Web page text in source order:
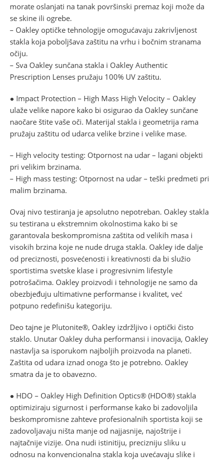
morate oslanjati na tanak površinski premaz koji može da
se skine ili ogrebe.
– Oakley optičke tehnologije omogućavaju zakrivljenost
stakla koja poboljšava zaštitu na vrhu i bočnim stranama
očiju.
– Sva Oakley sunčana stakla i Oakley Authentic
Prescription Lenses pružaju 100% UV zaštitu.
● Impact Protection – High Mass High Velocity – Oakley
ulaže velike napore kako bi osigurao da Oakley sunčane
naočare štite vaše oči. Materijal stakla i geometrija rama
pružaju zaštitu od udarca velike brzine i velike mase.
– High velocity testing: Otpornost na udar – lagani objekti
pri velikim brzinama.
– High mass testing: Otpornost na udar – teški predmeti pri
malim brzinama.
Ovaj nivo testiranja je apsolutno nepotreban. Oakley stakla
su testirana u ekstremnim okolnostima kako bi se
garantovala beskompromisna zaštita od velikih masa i
visokih brzina koje ne nude druga stakla. Oakley ide dalje
od preciznosti, posvećenosti i kreativnosti da bi služio
sportistima svetske klase i progresivnim lifestyle
potrošačima. Oakley proizvodi i tehnologije ne samo da
obezbjeđuju ultimativne performanse i kvalitet, već
potpuno redefinišu kategoriju.
Deo tajne je Plutonite®, Oakley izdržljivo i optički čisto
staklo. Unutar Oakley duha performansi i inovacija, Oakley
nastavlja sa isporukom najboljih proizvoda na planeti.
Zaštita od udara iznad onoga što je potrebno. Oakley
smatra da je to obavezno.
● HDO – Oakley High Definition Optics® (HDO®) stakla
optimiziraju sigurnost i performanse kako bi zadovoljila
beskompromisne zahteve profesionalnih sportista koji se
zadovoljavaju ništa manje od najjasnije, najoštrije i
najtačnije vizije. Ona nudi istinitiju, precizniju sliku u
odnosu na konvencionalna stakla koja uvećavaju slike i